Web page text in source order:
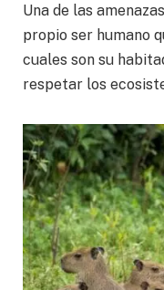
Una de las
propio ser humano
cuales son su
respetar los